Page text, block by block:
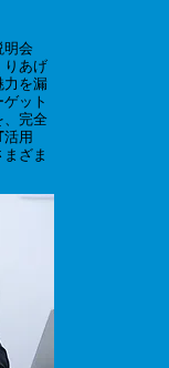
明会
りあげ
力を漏
ット
、完全
活用
ざま